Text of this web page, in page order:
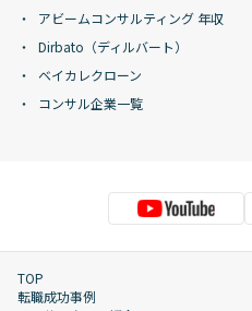
アビームコンサルティング 年収
Dirbato（ディルバート）
ベイカレクローン
コンサル企業一覧
TOP
転職成功事例